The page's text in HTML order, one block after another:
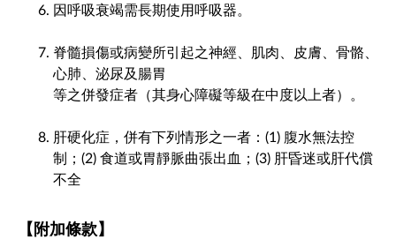
因呼吸衰竭需長期使用呼吸器。
脊髓損傷或病變所引起之神經、肌肉、皮膚、骨骼、
心肺、泌尿及腸胃
等之併發症者（其身心障礙等級在中度以上者）。
肝硬化症，併有下列情形之一者：(1) 腹水無法控
制；(2) 食道或胃靜脈曲張出血；(3) 肝昏迷或肝代償
不全
【附加條款】